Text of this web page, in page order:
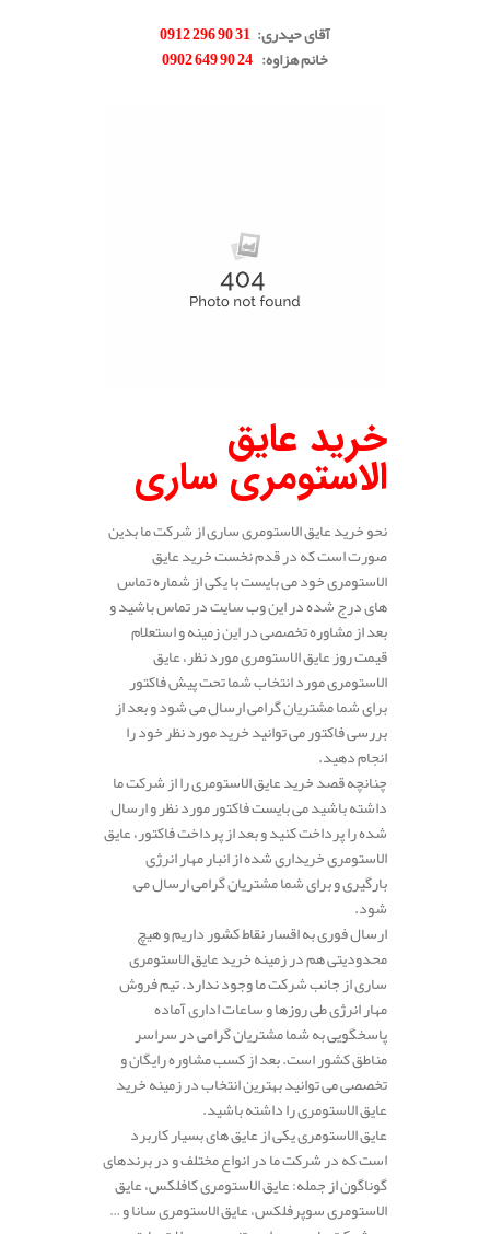
آقای حیدری:
31 90 296 0912
خانم هزاوه:
24 90 649 0902
خرید عایق
الاستومری ساری
نحو خرید عایق الاستومری ساری از شرکت ما بدین
صورت است که در قدم نخست خرید عایق
الاستومری خود می بایست با یکی از شماره تماس
های درج شده در این وب سایت در تماس باشید و
بعد از مشاوره تخصصی در این زمینه و استعلام
قیمت روز عایق الاستومری مورد نظر، عایق
الاستومری مورد انتخاب شما تحت پیش فاکتور
برای شما مشتریان گرامی ارسال می شود و بعد از
بررسی فاکتور می توانید خرید مورد نظر خود را
انجام دهید.
چنانچه قصد خرید عایق الاستومری را از شرکت ما
داشته باشید می بایست فاکتور مورد نظر و ارسال
شده را پرداخت کنید و بعد از پرداخت فاکتور، عایق
الاستومری خریداری شده از انبار مهار انرژی
بارگیری و برای شما مشتریان گرامی ارسال می
شود.
ارسال فوری به اقسار نقاط کشور داریم و هیچ
محدودیتی هم در زمینه خرید عایق الاستومری
ساری از جانب شرکت ما وجود ندارد. تیم فروش
مهار انرژی طی روزها و ساعات اداری آماده
پاسخگویی به شما مشتریان گرامی در سراسر
مناطق کشور است. بعد از کسب مشاوره رایگان و
تخصصی می توانید بهترین انتخاب در زمینه خرید
عایق الاستومری را داشته باشید.
عایق الاستومری یکی از عایق های بسیار کاربرد
است که در شرکت ما در انواع مختلف و در برندهای
گوناگون از جمله: عایق الاستومری کافلکس، عایق
الاستومری سوپرفلکس، عایق الاستومری سانا و …